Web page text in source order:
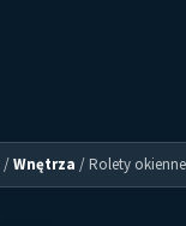
/Wnętrza /Rolety